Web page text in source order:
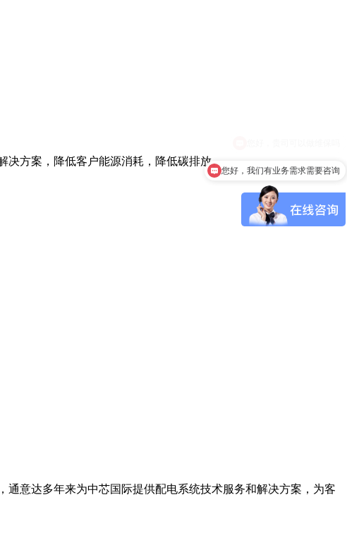
方案，降低客户能源消耗，降低碳排放。
意达多年来为中芯国际提供配电系统技术服务和解决方案，为客
您好，我们有业务需求需要咨询